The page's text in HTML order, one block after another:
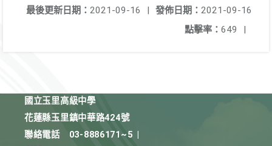
發佈日期： 2021-09-16
最後更新日期： 2021-09-16
|
點擊率： 649 |
國立玉里高級中學
花蓮縣玉里鎮中華路424號
聯絡電話
03-8886171~5